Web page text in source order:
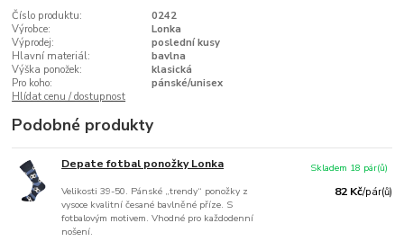
Číslo produktu:
0242
Výrobce:
Lonka
Výprodej:
poslední kusy
Hlavní materiál:
bavlna
Výška ponožek:
klasická
Pro koho:
pánské/unisex
Hlídat cenu / dostupnost
Podobné produkty
Depate fotbal ponožky Lonka
Velikosti 39-50. Pánské „trendy“ ponožky z
vysoce kvalitní česané bavlněné příze. S
fotbalovým motivem. Vhodné pro každodenní
nošení.
82 Kč/pár(ů)
Skladem 18 pár(ů)